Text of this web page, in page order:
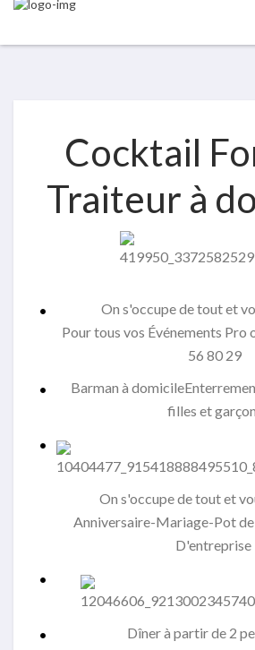
Cocktail
Traiteur à
On s'occupe de tout et
Pour tous vos Événements Pro
56 80 29
Barman à
filles et
On s'occupe de tout et
Anniversaire-Mariage-Pot
D'entreprise
Dîner à partir de 2